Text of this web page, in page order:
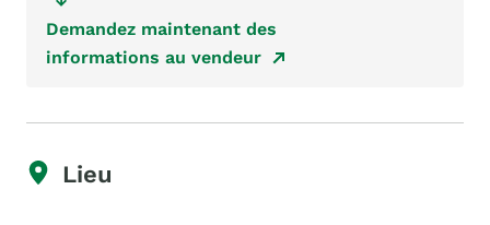
Demandez maintenant des
informations au vendeur
Lieu